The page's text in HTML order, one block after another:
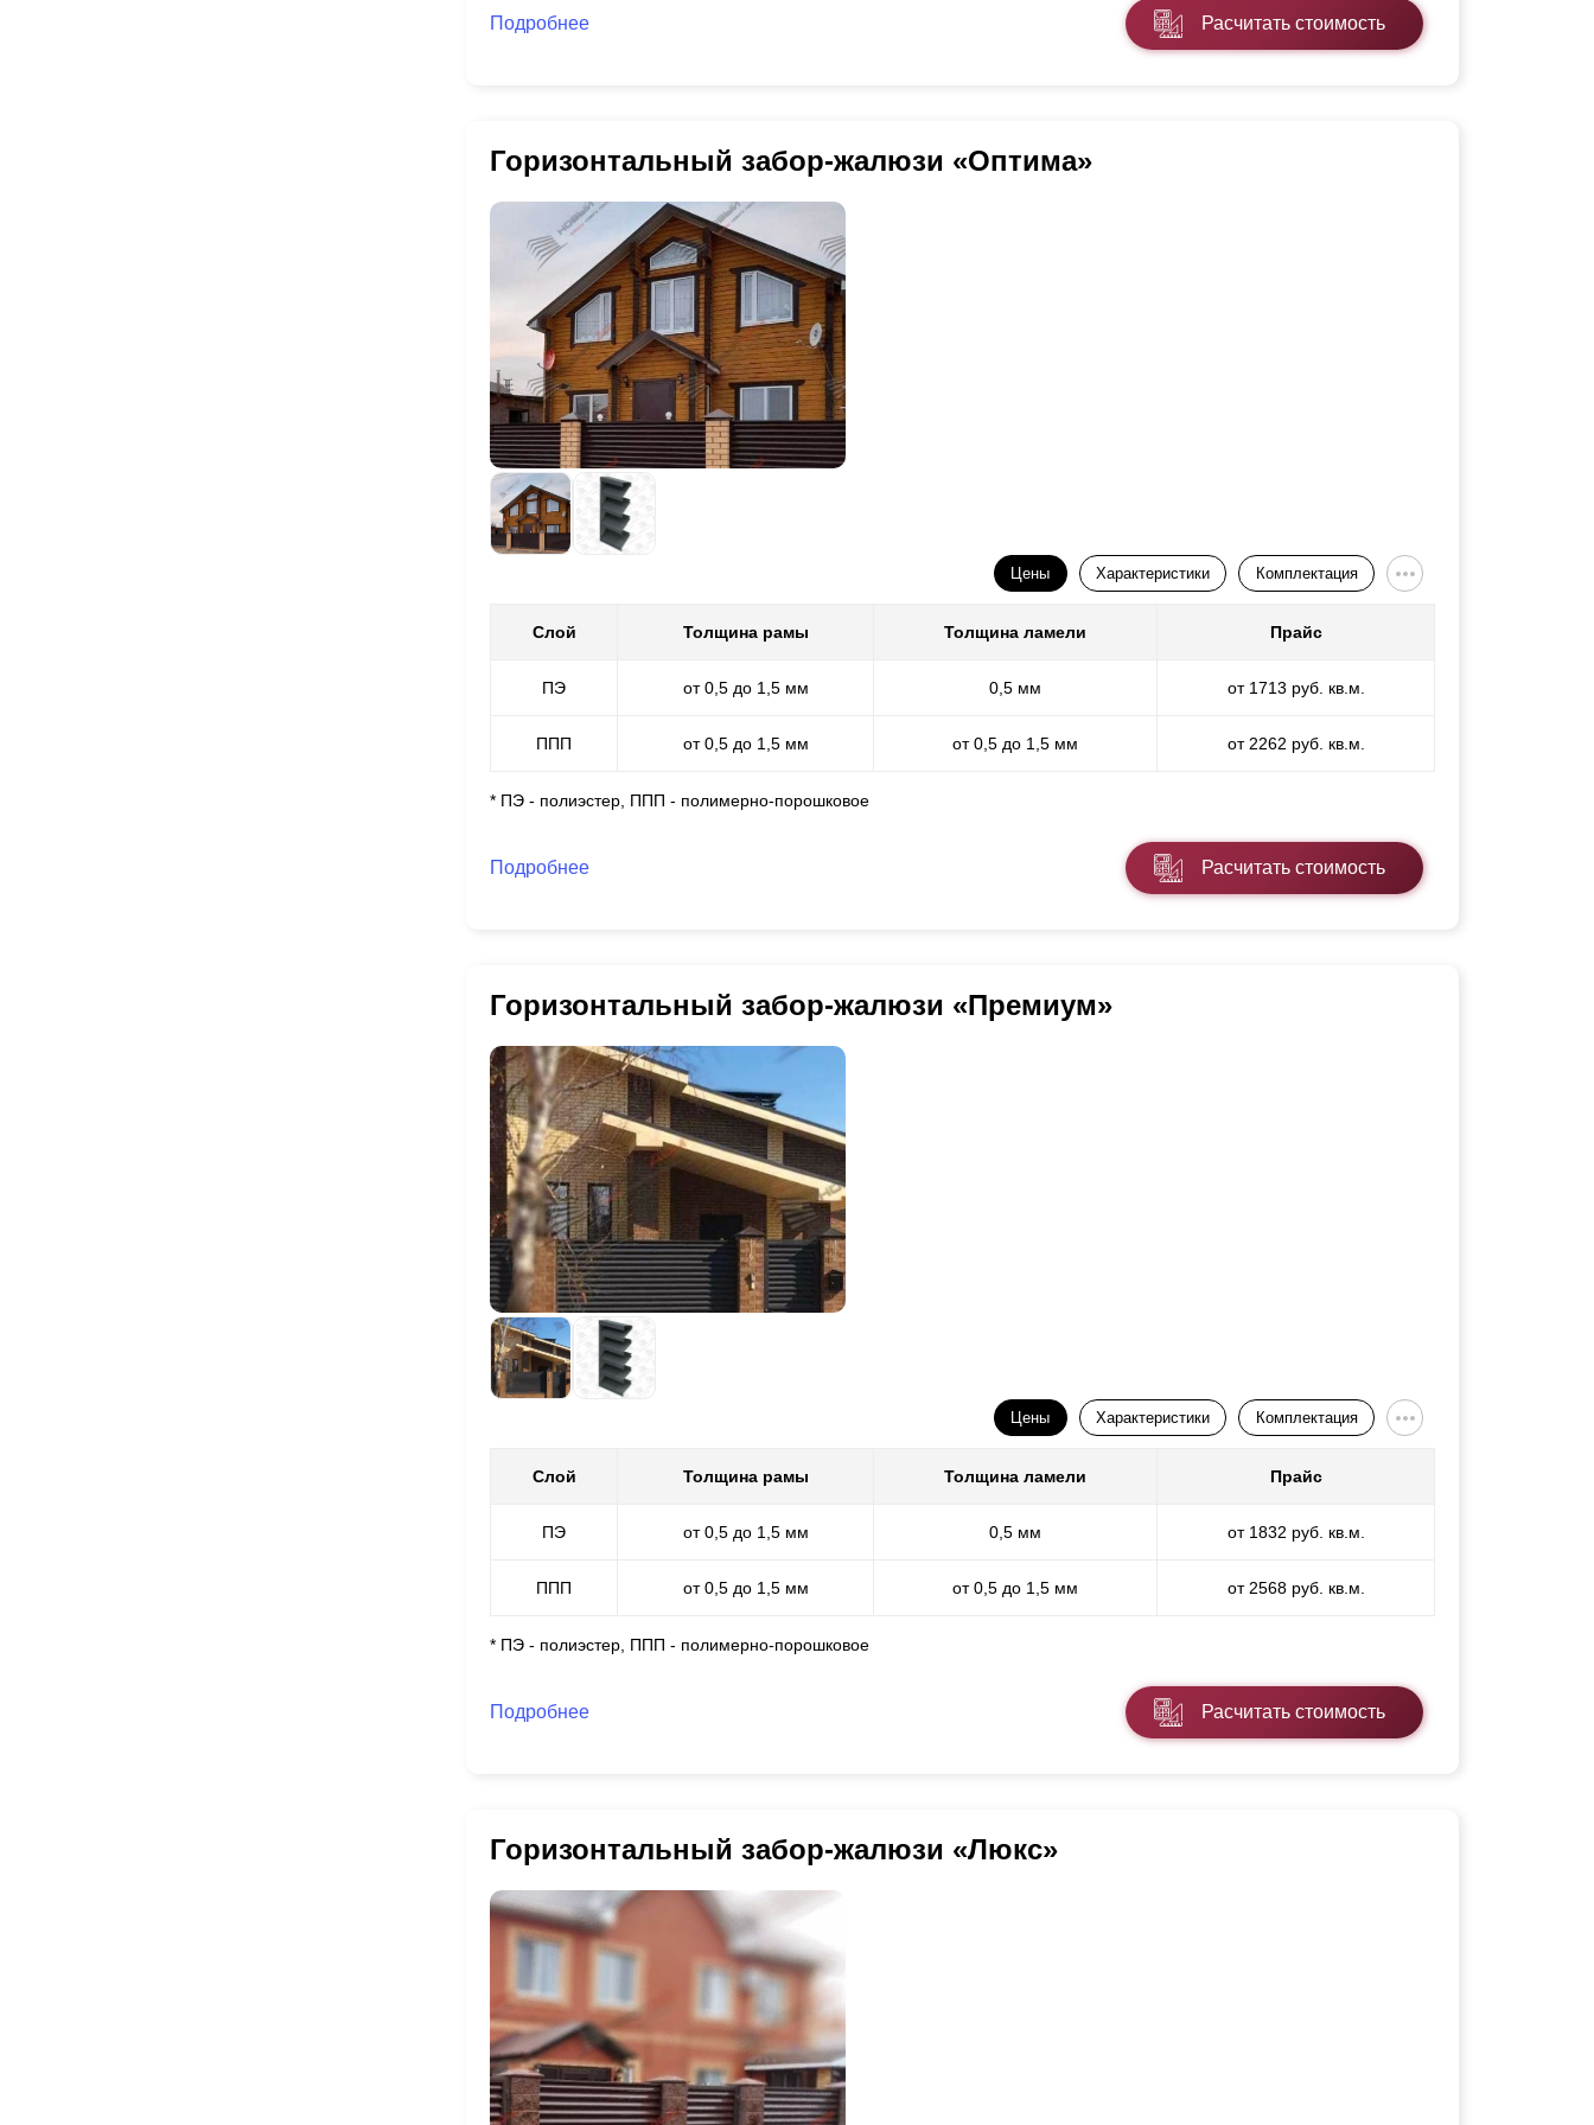
Подробнее Расчитать стоимость
Горизонтальный забор-жалюзи «Оптима»
Цены Характеристики Комплектация
Слой Толщина рамы Толщина ламели Прайс
ПЭ от 0,5 до 1,5 мм 0,5 мм от 1713 руб. кв.м.
ППП от 0,5 до 1,5 мм от 0,5 до 1,5 мм от 2262 руб. кв.м.
* ПЭ - полиэстер, ППП - полимерно-порошковое
Подробнее Расчитать стоимость
Горизонтальный забор-жалюзи «Премиум»
Цены Характеристики Комплектация
Слой Толщина рамы Толщина ламели Прайс
ПЭ от 0,5 до 1,5 мм 0,5 мм от 1832 руб. кв.м.
ППП от 0,5 до 1,5 мм от 0,5 до 1,5 мм от 2568 руб. кв.м.
* ПЭ - полиэстер, ППП - полимерно-порошковое
Подробнее Расчитать стоимость
Горизонтальный забор-жалюзи «Люкс»